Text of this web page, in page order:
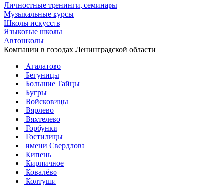
Личностные тренинги, семинары
Музыкальные курсы
Школы искусств
Языковые школы
Автошколы
Компании в городах Ленинградской области
Агалатово
Бегуницы
Большие Тайцы
Бугры
Войсковицы
Вярлево
Вяхтелево
Горбунки
Гостилицы
имени Свердлова
Кипень
Кирпичное
Ковалёво
Колтуши